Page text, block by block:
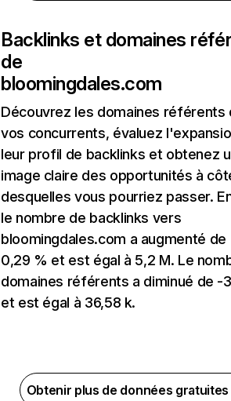
Backlinks et domaines
de
bloomingdales.com
Découvrez les domaines référents
vos concurrents, évaluez
leur profil de backlinks et obtenez
image claire des opportunités à
desquelles vous pourriez passer.
le nombre de backlinks vers
bloomingdales.com a augmenté de
0,29 % et est égal à 5,2 M. Le
domaines référents a diminué de -
et est égal à 36,58 k.
Obtenir plus de données